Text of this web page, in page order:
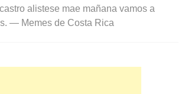
alistese mae mañana vamos a
— Memes de Costa Rica